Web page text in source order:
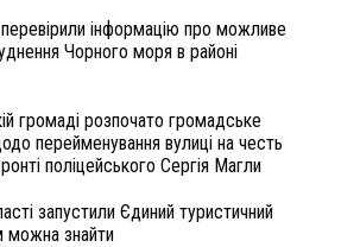
перевірили інформацію про можливе
Чорного моря в районі
громаді розпочато громадське
перейменування вулиці на честь
поліцейського Сергія Магли
запустили Єдиний туристичний
можна знайти